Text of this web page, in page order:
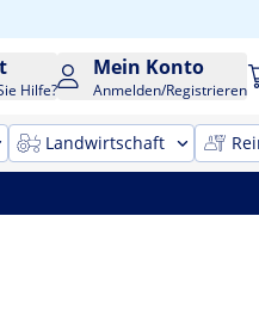
Hilfe?
Mein Konto
Anmelden/Registrieren
Landwirtschaft